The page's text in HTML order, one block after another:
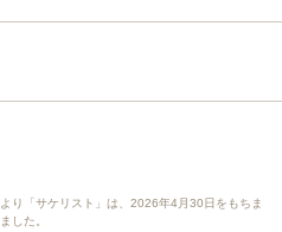
り「サケリスト」は、2026年4月30日をもちま
した。